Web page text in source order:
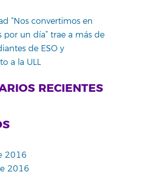
“Nos convertimos en
por un día” trae a más de
de ESO y
a la ULL
RECIENTES
2016
2016